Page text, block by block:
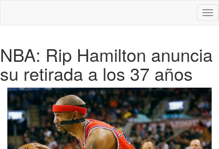
NBA: Rip Hamilton anuncia
su retirada a los 37 años